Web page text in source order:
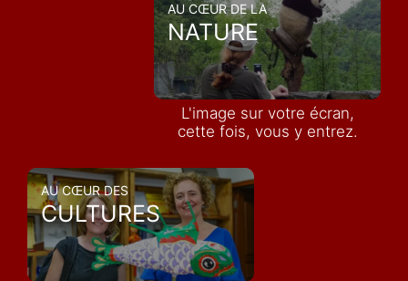
AU CŒUR DE LA
NATURE
L'image sur votre écran,
cette fois, vous y entrez.
AU CŒUR DES
CULTURES